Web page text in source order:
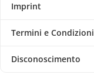
Imprint
Termini e Condizioni
Disconoscimento